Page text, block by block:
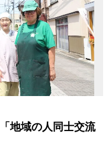
地域の人同士交流